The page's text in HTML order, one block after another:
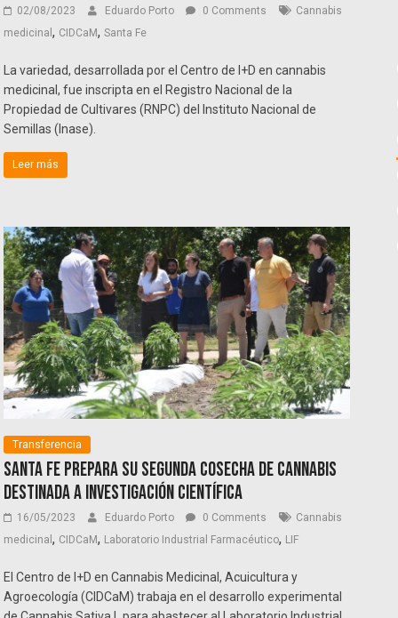
02/08/2023 Eduardo Porto 0 Comments
Cannabis
medicinal, CIDCaM,Santa Fe
La variedad, desarrollada por el Centro de I+D en cannabis
medicinal, fue inscripta en el Registro Nacional de la
Propiedad de Cultivares (RNPC) del Instituto Nacional de
Semillas (Inase).
Leer más
Transferencia
Santa Fe prepara su segunda cosecha de cannabis
destinada a investigación científica
16/05/2023 Eduardo Porto 0 Comments
Cannabis
medicinal, CIDCaM, Laboratorio Industrial Farmacéutico, LIF
El Centro de I+D en Cannabis Medicinal, Acuicultura y
Agroecología (CIDCaM) trabaja en el desarrollo experimental